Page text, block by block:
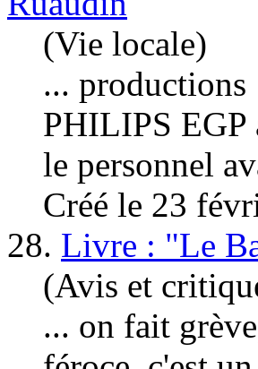
(Vie locale)
...
PHILIPS EGP
le personnel
Créé le 23
28. Livre : "Le
(Avis et
... on fait